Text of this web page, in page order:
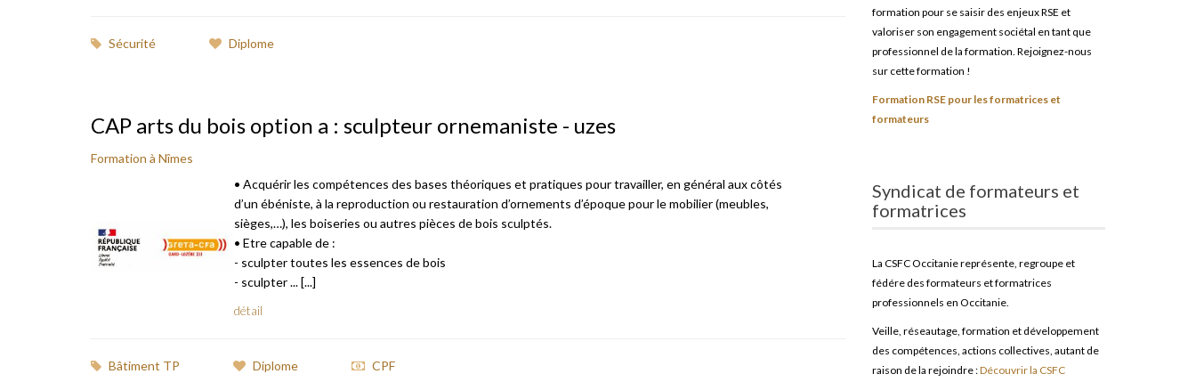
Sécurité Diplome
CAP arts du bois option a : sculpteur ornemaniste - uzes
Formation à Nîmes
• Acquérir les compétences des bases théoriques et pratiques pour travailler, en général aux côtés
d’un ébéniste, à la reproduction ou restauration d’ornements d’époque pour le mobilier (meubles,
sièges,…), les boiseries ou autres pièces de bois sculptés.
• Etre capable de :
- sculpter toutes les essences de bois
- sculpter ... [...]
détail
Bâtiment TP Diplome CPF
formation pour se saisir des enjeux RSE et
valoriser son engagement sociétal en tant que
professionnel de la formation. Rejoignez-nous
sur cette formation !
Formation RSE pour les formatrices et
formateurs
Syndicat de formateurs et
formatrices
La CSFC Occitanie représente, regroupe et
fédére des formateurs et formatrices
professionnels en Occitanie.
Veille, réseautage, formation et développement
des compétences, actions collectives, autant de
raison de la rejoindre :Découvrir la CSFC